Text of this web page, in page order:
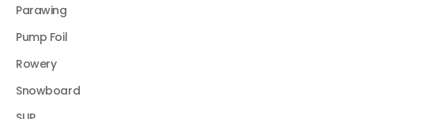
Parawing
Pump Foil
Rowery
Snowboard